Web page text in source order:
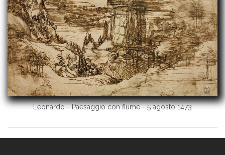
Leonardo - Paesaggio con fiume - 5 agosto 1473